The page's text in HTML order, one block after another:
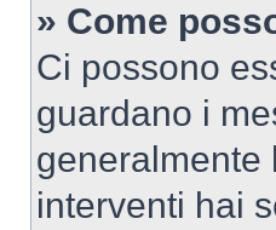
» Come
Ci possono
guardano i
generalmente
interventi hai